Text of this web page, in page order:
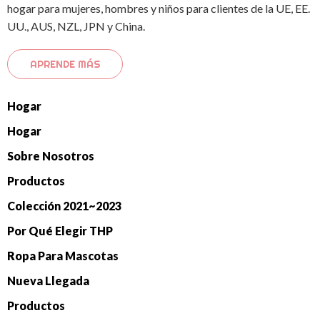
hogar para mujeres, hombres y niños para clientes de la UE, EE.
UU., AUS, NZL, JPN y China.
APRENDE MÁS
Hogar
Hogar
Sobre Nosotros
Productos
Colección 2021~2023
Por Qué Elegir THP
Ropa Para Mascotas
Nueva Llegada
Productos